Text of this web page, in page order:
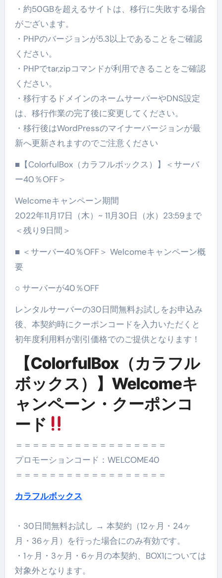
・約50GBを超えるサイトは、移行に失敗する場合
がございます。
・PHPのバージョンが5.3以上であることをご確認
ください。
・PHPでtar,zipコマンドが利用できることをご確認
ください。
・移行するドメインのネームサーバーやDNS設定
は、移行作業の完了後に変更してください。
・移行後はWordPressのマイナーバージョンが最
新へ更新されますのでご注意ください
■【ColorfulBox（カラフルボックス）】＜サーバ
ー40％OFF＞
Welcomeキャンペーン期間
2022年11月17日（木）~ 11月30日（水）23:59まで
＜残り9日間＞
■ ＜サーバー40％OFF＞ Welcomeキャンペーン概
要
○ サーバーが40％OFF
レンタルサーバーの30日間無料お試しをお申込み
後、本契約時にクーポンコードを入力いただくと
初年度利用料が割引価格でのご提供となります！
【ColorfulBox（カラフル
ボックス）】Welcomeキ
ャンペーン・クーポンコ
ード
＝＝＝＝＝＝＝＝＝＝＝＝＝＝＝＝＝＝
プロモーションコード：WELCOME40
＝＝＝＝＝＝＝＝＝＝＝＝＝＝＝＝＝＝
カラフルボックス
・30日間無料お試し → 本契約（12ヶ月・24ヶ
月・36ヶ月）を行った場合にのみ有効です。
・1ヶ月・3ヶ月・6ヶ月の本契約、BOX1については
対象外となります。